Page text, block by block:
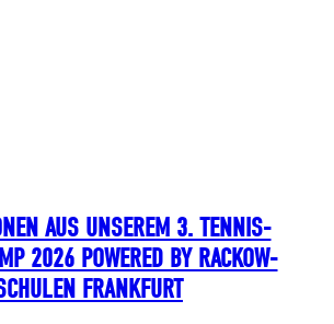
AUS UNSEREM 3. TENNIS-
2026 POWERED BY RACKOW-
FRANKFURT